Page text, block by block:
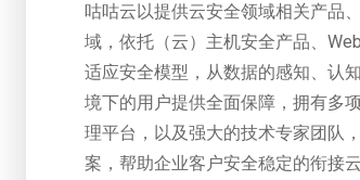
咕咕云以提供云安全领域相关产品
域，依托（云）主机安全产品、
适应安全模型，从数据的感知、认
境下的用户提供全面保障，拥有多
理平台，以及强大的技术专家团队
案，帮助企业客户安全稳定的衔接云